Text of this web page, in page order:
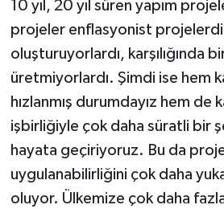
10 yıl, 20 yıl süren yapım
projeler enflasyonist
oluşturuyorlardı, karşılığında
üretmiyorlardı. Şimdi ise hem
hızlanmış durumdayız hem de
işbirliğiyle çok daha süratli bir
hayata geçiriyoruz. Bu da
uygulanabilirliğini çok daha
oluyor. Ülkemize çok daha